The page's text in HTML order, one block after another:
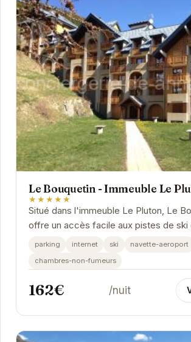
Le Bouquetin - Immeuble Le
★★★★★
Situé dans l'immeuble Le Pluton, Le
offre un accès facile aux pistes de ski
activités de montagne. L'appartement
parking internet ski
navette-aeroport
chambres-non-fumeurs
162€ /nuit